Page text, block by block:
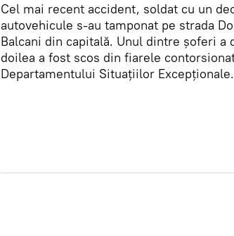
Cel mai recent accident, soldat cu un
autovehicule s-au tamponat pe strada
Balcani din capitală. Unul dintre şoferi a
doilea a fost scos din fiarele
Departamentului Situaţiilor Excepţionale.